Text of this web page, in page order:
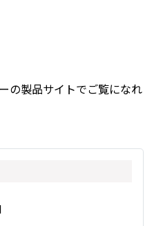
の製品サイトでご覧になれ